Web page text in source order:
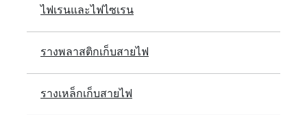
ไฟเรนและไฟไซเรน
รางพลาสติกเก็บสายไฟ
รางเหล็กเก็บสายไฟ